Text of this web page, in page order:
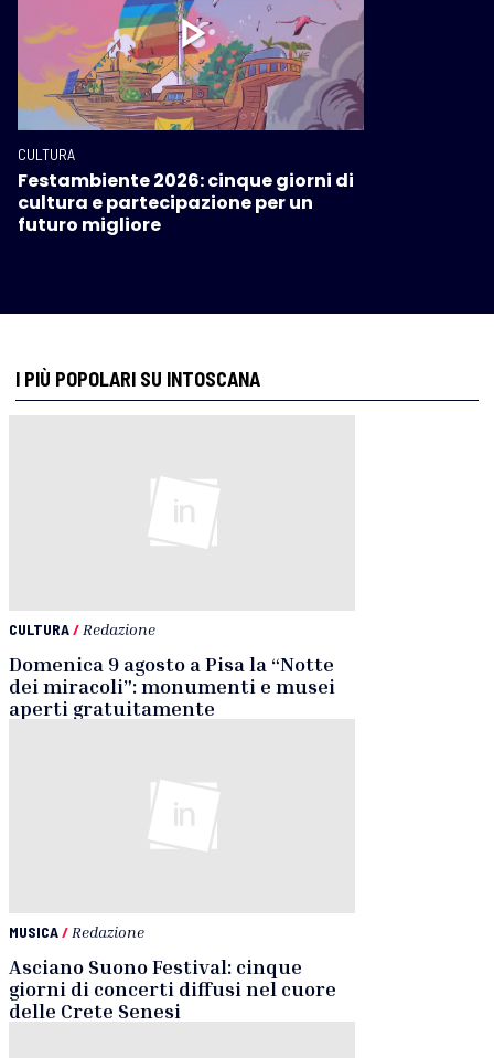
CULTURA
Festambiente 2026: cinque giorni di
cultura e partecipazione per un
futuro migliore
I PIÙ POPOLARI SU INTOSCANA
CULTURA/ Redazione
Domenica 9 agosto a Pisa la “Notte
dei miracoli”: monumenti e musei
aperti gratuitamente
MUSICA/ Redazione
Asciano Suono Festival: cinque
giorni di concerti diffusi nel cuore
delle Crete Senesi